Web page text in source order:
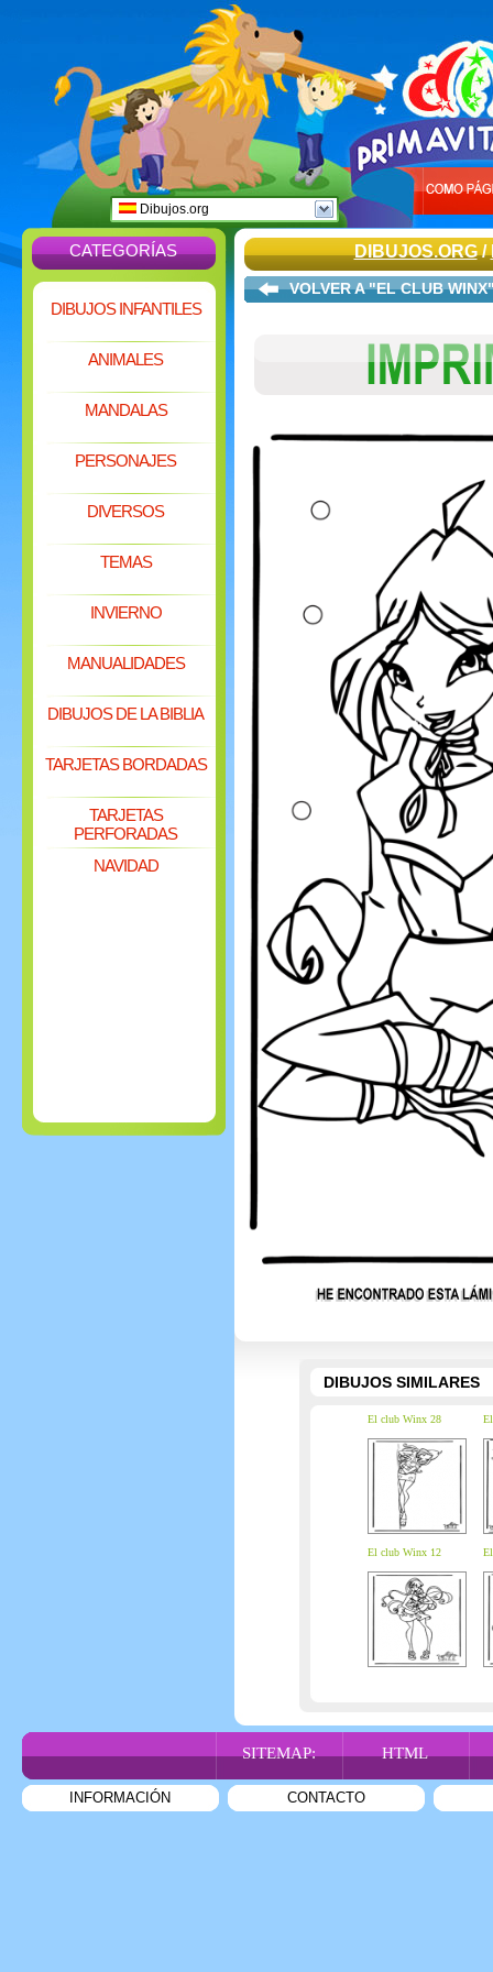
Dibujos.org
CATEGORÍAS
DIBUJOS INFANTILES
ANIMALES
MANDALAS
PERSONAJES
DIVERSOS
TEMAS
INVIERNO
MANUALIDADES
DIBUJOS DE LA BIBLIA
TARJETAS BORDADAS
TARJETAS
PERFORADAS
NAVIDAD
DIBUJOS.ORG/
VOLVER A "EL CLUB
DIBUJOS SIMILARES
El club Winx 28
El club Winx 12
SITEMAP: HTML
INFORMACIÓN CONTACTO